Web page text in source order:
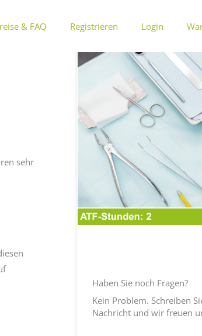
& FAQ Registrieren Login
sehr
Haben Sie noch Fragen?
Kein Problem. Schreiben
Nachricht und wir freuen